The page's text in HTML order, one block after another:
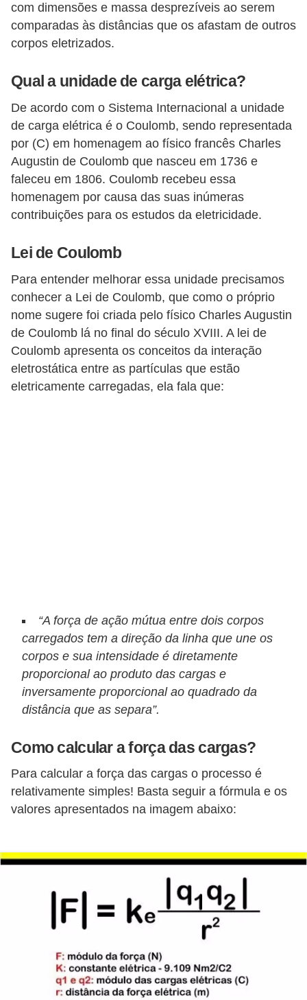
com dimensões e massa desprezíveis ao serem
comparadas às distâncias que os afastam de outros
corpos eletrizados.
Qual a unidade de carga elétrica?
De acordo com o Sistema Internacional a unidade
de carga elétrica é o Coulomb, sendo representada
por (C) em homenagem ao físico francês Charles
Augustin de Coulomb que nasceu em 1736 e
faleceu em 1806. Coulomb recebeu essa
homenagem por causa das suas inúmeras
contribuições para os estudos da eletricidade.
Lei de Coulomb
Para entender melhorar essa unidade precisamos
conhecer a Lei de Coulomb, que como o próprio
nome sugere foi criada pelo físico Charles Augustin
de Coulomb lá no final do século XVIII. A lei de
Coulomb apresenta os conceitos da interação
eletrostática entre as partículas que estão
eletricamente carregadas, ela fala que:
“A força de ação mútua entre dois corpos
carregados tem a direção da linha que une os
corpos e sua intensidade é diretamente
proporcional ao produto das cargas e
inversamente proporcional ao quadrado da
distância que as separa”.
Como calcular a força das cargas?
Para calcular a força das cargas o processo é
relativamente simples! Basta seguir a fórmula e os
valores apresentados na imagem abaixo:
e
t
r
c
d
a
d
e
F
e
r
r
a
m
e
n
t
i
c
i
s
t
i
s
r